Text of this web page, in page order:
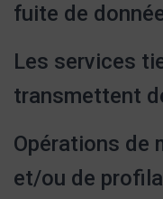
fuite de
Les services
transmettent
Opérations de
et/ou de